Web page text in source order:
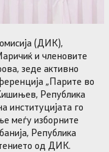
(ДИК),
и членовите
зеде активно
„Парите во
Република
институцијата го
меѓу изборните
Република
од ДИК.